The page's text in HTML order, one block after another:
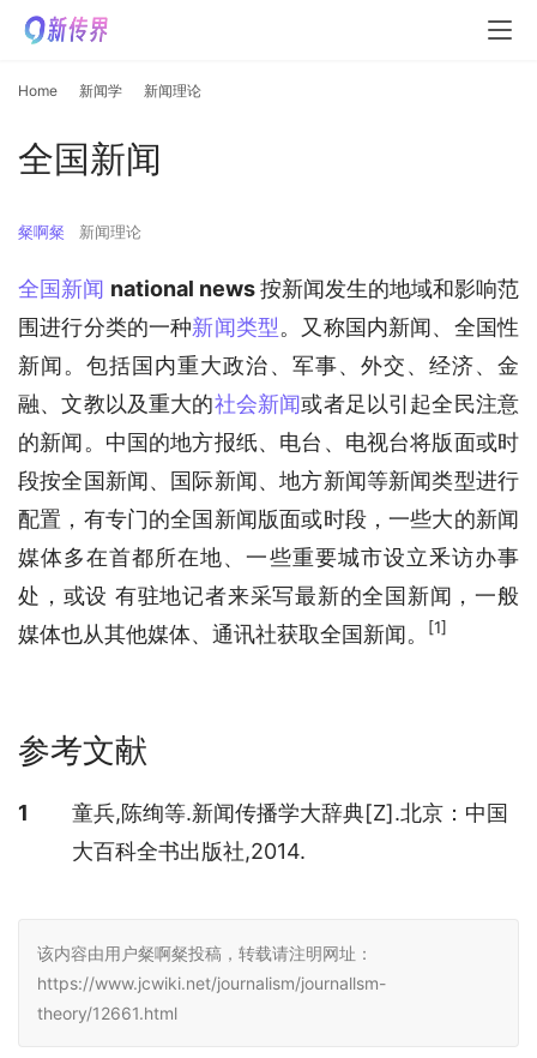
Home 新闻学 新闻理论
全国新闻
粲啊粲 新闻理论
全国新闻 national news 按新闻发生的地域和影响范
围进行分类的一种新闻类型。又称国内新闻、全国性
新闻。包括国内重大政治、军事、外交、经济、金
融、文教以及重大的社会新闻或者足以引起全民注意
的新闻。中国的地方报纸、电台、电视台将版面或时
段按全国新闻、国际新闻、地方新闻等新闻类型进行
配置，有专门的全国新闻版面或时段，一些大的新闻
媒体多在首都所在地、一些重要城市设立釆访办事
处，或设 有驻地记者来采写最新的全国新闻，一般
媒体也从其他媒体、通讯社获取全国新闻。
[1]
参考文献
参考文献
1
童兵,陈绚等.新闻传播学大辞典[Z].北京：中国
大百科全书出版社,2014.
该内容由用户粲啊粲投稿，转载请注明网址：
https://www.jcwiki.net/journalism/journallsm-
theory/12661.html